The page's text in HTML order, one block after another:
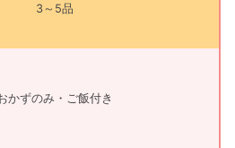
3～5品
かずのみ・ご飯付き